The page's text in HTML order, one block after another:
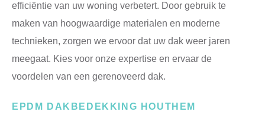
efficiëntie van uw woning verbetert. Door gebruik te
maken van hoogwaardige materialen en moderne
technieken, zorgen we ervoor dat uw dak weer jaren
meegaat. Kies voor onze expertise en ervaar de
voordelen van een gerenoveerd dak.
EPDM DAKBEDEKKING HOUTHEM